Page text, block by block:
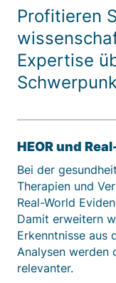
Profitieren
Expertise
HEOR und
Bei der
Therapien und
Real-World
Damit erweitern
Erkenntnisse aus
Analysen werden
relevanter.
Anbieter:
TYPO3
Zweck:
Frontend
TRACKING
Wir werten
Matomo aus.
Matomo
Name: